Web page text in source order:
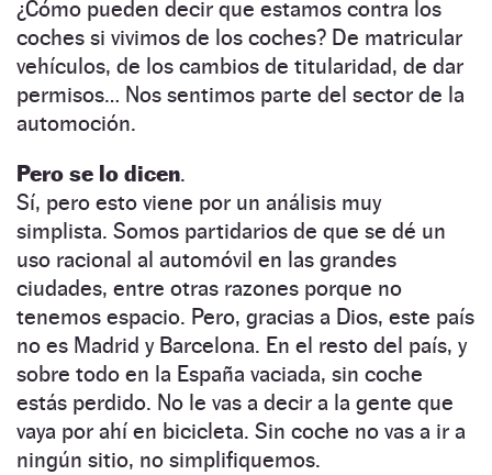
¿Cómo pueden decir que estamos contra los
coches si vivimos de los coches? De matricular
vehículos, de los cambios de titularidad, de dar
permisos… Nos sentimos parte del sector de la
automoción.
Pero se lo dicen.
Sí, pero esto viene por un análisis muy
simplista. Somos partidarios de que se dé un
uso racional al automóvil en las grandes
ciudades, entre otras razones porque no
tenemos espacio. Pero, gracias a Dios, este país
no es Madrid y Barcelona. En el resto del país, y
sobre todo en la España vaciada, sin coche
estás perdido. No le vas a decir a la gente que
vaya por ahí en bicicleta. Sin coche no vas a ir a
ningún sitio, no simplifiquemos.